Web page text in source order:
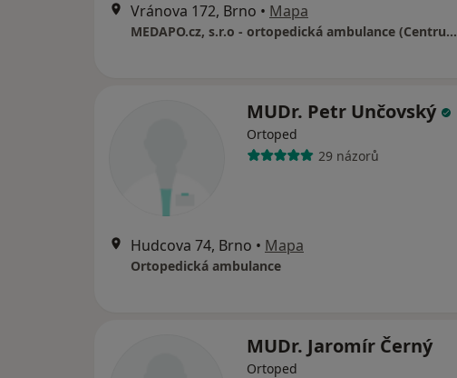
Vránova 172, Brno • Mapa
MEDAPO.cz, s.r.o - ortopedická ambulance (Centrum lékařské péče, 1.NP)
MUDr. Petr Unčovský
Ortoped
29 názorů
Hudcova 74, Brno • Mapa
Ortopedická ambulance
MUDr. Jaromír Černý
Ortoped